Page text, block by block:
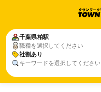
千葉県柏駅
職種を選択してください
社割あり
キーワードを選択してください